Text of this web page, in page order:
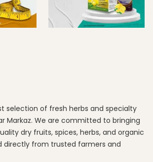
selection of fresh herbs and specialty
Markaz. We are committed to bringing
dry fruits, spices, herbs, and organic
directly from trusted farmers and